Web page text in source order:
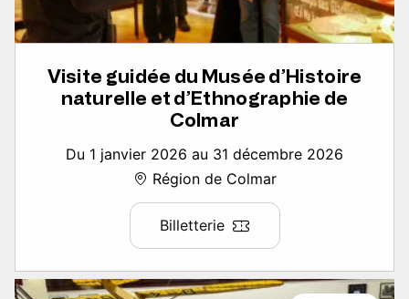
Visite guidée du Musée d’Histoire
naturelle et d’Ethnographie de
Colmar
Du 1 janvier 2026 au 31 décembre 2026
Région de Colmar
Billetterie